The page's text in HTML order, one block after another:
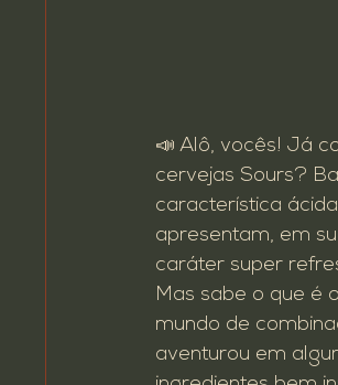
📣 Alô, vocês! Já
cervejas Sours?
característica
apresentam, em
caráter super
Mas sabe o que é
mundo de
aventurou em